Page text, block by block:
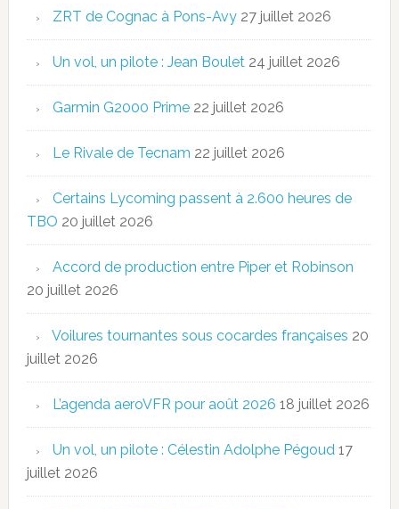
ZRT de Cognac à Pons-Avy 27 juillet 2026
Un vol, un pilote : Jean Boulet 24 juillet 2026
Garmin G2000 Prime 22 juillet 2026
Le Rivale de Tecnam 22 juillet 2026
Certains Lycoming passent à 2.600 heures de
TBO 20 juillet 2026
Accord de production entre Piper et Robinson
20 juillet 2026
Voilures tournantes sous cocardes françaises 20
juillet 2026
L’agenda aeroVFR pour août 2026 18 juillet 2026
Un vol, un pilote : Célestin Adolphe Pégoud 17
juillet 2026